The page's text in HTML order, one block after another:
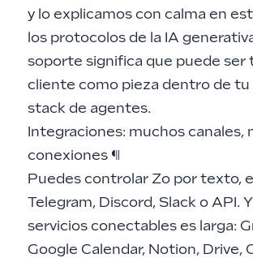
y lo explicamos con calma en
los protocolos de la IA
soporte significa que puede ser
cliente como pieza dentro de tu
stack de agentes.
Integraciones: muchos canales,
conexiones ¶
Puedes controlar Zo por texto,
Telegram, Discord, Slack o API.
servicios conectables es larga:
Google Calendar, Notion, Drive,